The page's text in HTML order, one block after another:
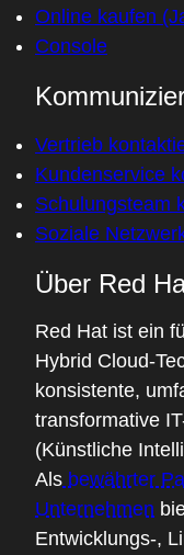
Online kaufen
Console
Vertrieb
Kundenservice
Schulungsteam
Soziale
Über Red
Red Hat ist ein
Hybrid Cloud-
konsistente,
transformative
(Künstliche
Als bewährter
Unternehmen
Entwicklungs-,